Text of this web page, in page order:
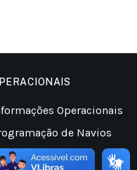
Operacionais
de Navios
Portuárias